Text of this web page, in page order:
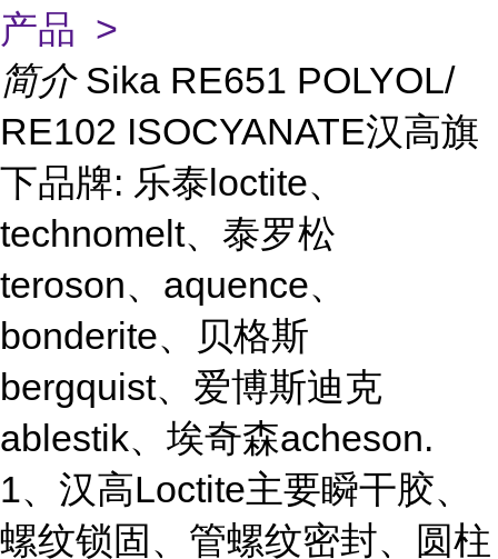
产品 >
简介 Sika RE651 POLYOL/
RE102 ISOCYANATE汉高旗
下品牌: 乐泰loctite、
technomelt、泰罗松
teroson、aquence、
bonderite、贝格斯
bergquist、爱博斯迪克
ablestik、埃奇森acheson.
1、汉高Loctite主要瞬干胶、
螺纹锁固、管螺纹密封、圆柱